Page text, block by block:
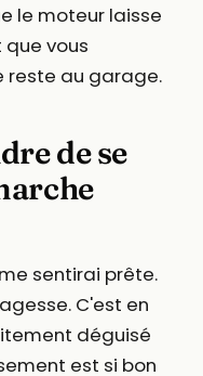
le moteur laisse
que vous
reste au garage.
de se
sentirai prête.
C'est en
déguisé
est si bon